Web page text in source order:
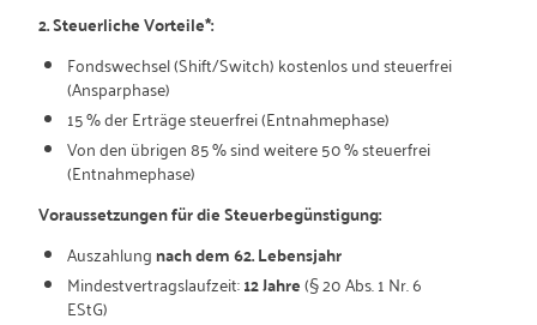
2. Steuerliche Vorteile*:
Fondswechsel (Shift/Switch) kostenlos und steuerfrei
(Ansparphase)
15 % der Erträge steuerfrei (Entnahmephase)
Von den übrigen 85 % sind weitere 50 % steuerfrei
(Entnahmephase)
Voraussetzungen für die Steuerbegünstigung:
Auszahlungnach dem 62. Lebensjahr
Mindestvertragslaufzeit:12 Jahre(§ 20 Abs. 1 Nr. 6
EStG)